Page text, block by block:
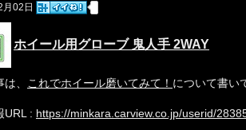
02日
ホイール用グローブ 鬼人手 2WAY
、 これでホイール磨いてみて！ について書い
URL : https://minkara.carview.co.jp/userid/